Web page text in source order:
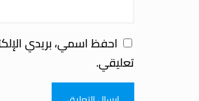
احفظ اسمي، بريدي
تعليقي.